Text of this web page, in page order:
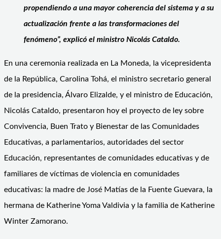
propendiendo a una mayor coherencia del sistema y a su
actualización frente a las transformaciones del
fenómeno”, explicó el ministro Nicolás Cataldo.
En una ceremonia realizada en La Moneda, la vicepresidenta
de la República, Carolina Tohá, el ministro secretario general
de la presidencia, Álvaro Elizalde, y el ministro de Educación,
Nicolás Cataldo, presentaron hoy el proyecto de ley sobre
Convivencia, Buen Trato y Bienestar de las Comunidades
Educativas, a parlamentarios, autoridades del sector
Educación, representantes de comunidades educativas y de
familiares de víctimas de violencia en comunidades
educativas: la madre de José Matías de la Fuente Guevara, la
hermana de Katherine Yoma Valdivia y la familia de Katherine
Winter Zamorano.